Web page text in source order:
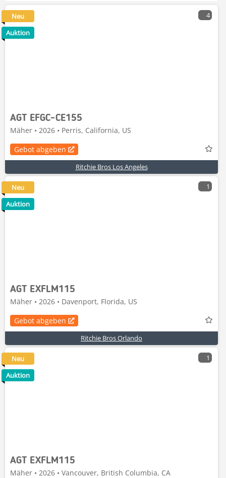
4
AGT EFGC-CE155
Mäher • 2026 • Perris, California, US
Gebot abgeben
Ritchie Bros Los Angeles
Neu
Auktion
1
AGT EXFLM115
Mäher • 2026 • Davenport, Florida, US
Gebot abgeben
Ritchie Bros Orlando
Neu
Auktion
1
AGT EXFLM115
Mäher • 2026 • Vancouver, British Columbia, CA
Neu
Auktion